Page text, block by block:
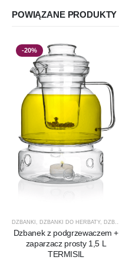
POWIĄZANE PRODUKTY
-20%
DZBANKI DZBANKI DO HERBATY, DZBANKI DO KAWY
Dzbanek z podgrzewaczem +
zaparzacz prosty 1,5 L
TERMISIL